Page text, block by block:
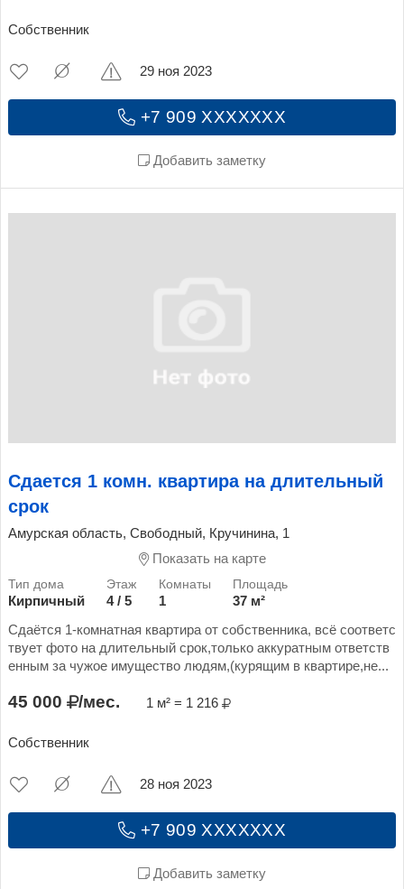
Собственник
+7 909 XXXXXXX
Добавить заметку
29 ноя 2023
Сдается 1 комн. квартира на длительный
срок
Амурская область, Свободный, Кручинина, 1
Показать на карте
Кирпичный 4 / 5 1
37 м²
Сдаётся 1-комнатная квартира от собственника, всё соответс
твует фото на длительный срок,только аккуратным ответств
енным за чужое имущество людям,(курящим в квартире,не...
45 000 /мес. 1 м² = 1 216
Собственник
+7 909 XXXXXXX
Добавить заметку
28 ноя 2023